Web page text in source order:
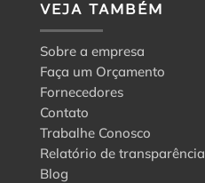
VEJA TAMBÉM
Sobre a empresa
Faça um Orçamento
Fornecedores
Contato
Trabalhe Conosco
Relatório de transparência
Blog